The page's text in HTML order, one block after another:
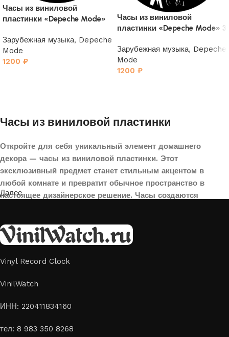
Часы из виниловой
пластинки «Depeche Mode»
Зарубежная музыка, Depeche
Mode
1200 ₽
Часы из виниловой
пластинки «Depeche Mode» 3
Зарубежная музыка, Depeche
Mode
1200 ₽
Часы из виниловой пластинки
Откройте для себя уникальный элемент домашнего
декора — часы из виниловой пластинки. Этот
эксклюзивный предмет станет стильным акцентом в
любой комнате и превратит обычное пространство в
настоящее дизайнерское решение. Часы создаются
аксессуар идеально подойдет для гостиной, спальни,
офиса или даже для оформления кафе, студии или
творческого пространства.
Картины на стекле и дереве
Лазерная гравировка на стекле или дереве, оригинальный
или украсить свой дом
Далее
Vinyl Record Clock
VinilWatch
ИНН: 220411834160
тел: 8 983 350 8268